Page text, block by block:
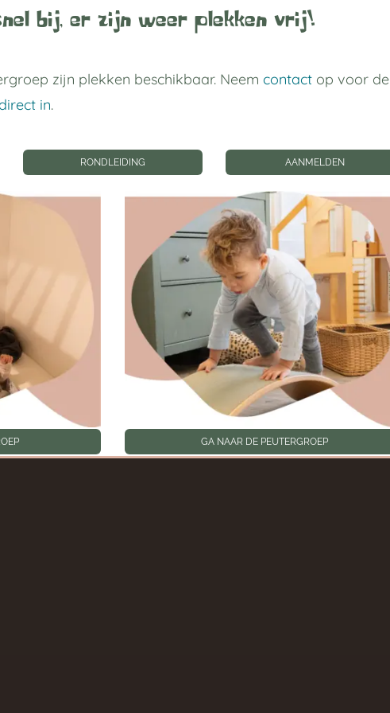
Privacy instellingen
Privacyinstellingen wijzigen
Geschiedenis
privacyinstellingen
Toestemmingen intrekken
bij, er zijn weer plekken vrij!
zijn plekken beschikbaar. Neem contactop voor de
in.
RONDLEIDING AANMELDEN
GA NAAR DE PEUTERGROEP